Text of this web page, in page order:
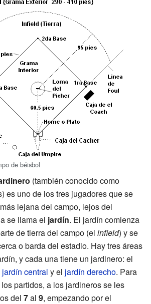
de béisbol
(también conocido como
es uno de los tres jugadores que se
lejana del campo, lejos del
se llama el jardín. El jardín comienza
de tierra del campo (el infield) y se
o barda del estadio. Hay tres áreas
y cada una tiene un jardinero: el
jardín central y el jardín derecho. Para
partidos, a los jardineros se les
del 7al 9, empezando por el